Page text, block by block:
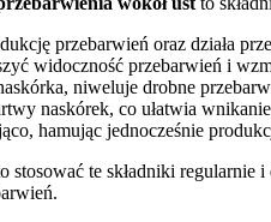
przebarwień oraz działa
widoczność przebarwień i
niweluje drobne
naskórek, co ułatwia
hamując jednocześnie
stosować te składniki